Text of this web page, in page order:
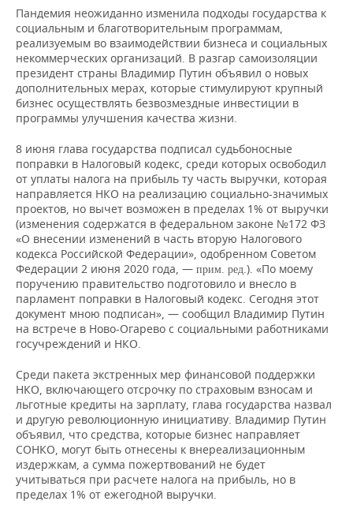
Пандемия неожиданно изменила подходы государства к
социальным и благотворительным программам,
реализуемым во взаимодействии бизнеса и социальных
некоммерческих организаций. В разгар самоизоляции
президент страны Владимир Путин объявил о новых
дополнительных мерах, которые стимулируют крупный
бизнес осуществлять безвозмездные инвестиции в
программы улучшения качества жизни.
8 июня глава государства подписал судьбоносные
поправки в Налоговый кодекс, среди которых освободил
от уплаты налога на прибыль ту часть выручки, которая
направляется НКО на реализацию социально-значимых
проектов, но вычет возможен в пределах 1% от выручки
(изменения содержатся в федеральном законе №172 ФЗ
«О внесении изменений в часть вторую Налогового
кодекса Российской Федерации», одобренном Советом
Федерации 2 июня 2020 года, — прим. ред. ). «По моему
поручению правительство подготовило и внесло в
парламент поправки в Налоговый кодекс. Сегодня этот
документ мною подписан», — сообщил Владимир Путин
на встрече в Ново-Огарево с социальными работниками
госучреждений и НКО.
Среди пакета экстренных мер финансовой поддержки
НКО, включающего отсрочку по страховым взносам и
льготные кредиты на зарплату, глава государства назвал
и другую революционную инициативу. Владимир Путин
объявил, что средства, которые бизнес направляет
СОНКО, могут быть отнесены к внереализационным
издержкам, а сумма пожертвований не будет
учитываться при расчете налога на прибыль, но в
пределах 1% от ежегодной выручки.